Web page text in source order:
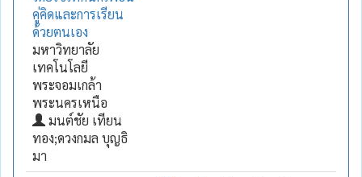
คู่คิดและการเรียน
ด้วยตนเอง
มหาวิทยาลัย
เทคโนโลยี
พระจอมเกล้า
พระนครเหนือ
มนต์ชัย เทียน
ทอง;ดวงกมล บุญธิ
มา